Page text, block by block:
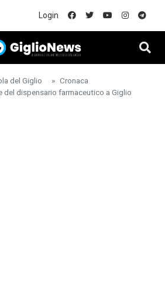
Login
del Giglio
Cronaca
del dispensario farmaceutico a Giglio